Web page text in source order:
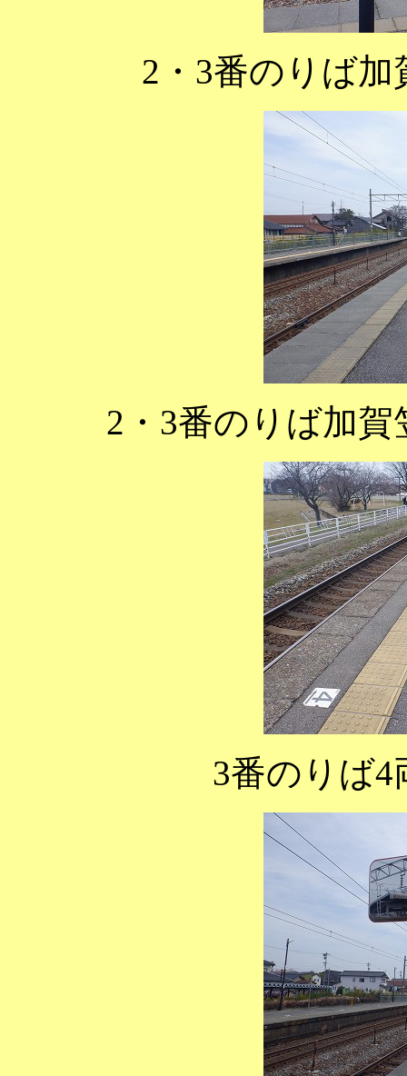
2・3番のりば
2・3番のりば加
3番のりば4